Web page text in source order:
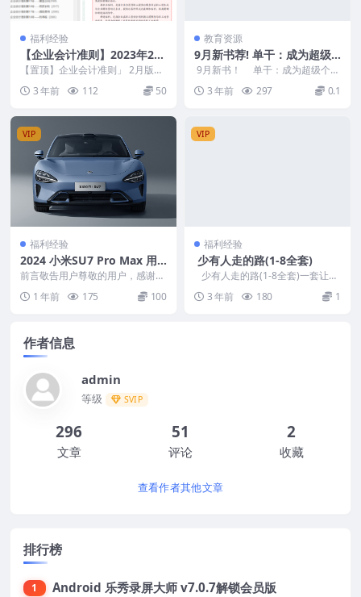
福利经验
【企业会计准则】2023年2月
版和往年的精美版【供参考】
【置顶】企业会计准则」 2月版本
页数上千多，打开后要慢慢加载就
会全部出来了，do...
3 年前 112 50
教育资源
9月新书荐! 单干：成为超级
个体的49个关键动作
9月新书！ 单干：成为超级个体
的49个关键动作 普通人实现财富
自由的隐...
3 年前 297 0.1
VIP
福利经验
2024 小米SU7 Pro Max 用
户手册
前言敬告用户尊敬的用户，感谢您
选择小米汽车 SU7 车型（以下简
称“SU7”）。...
1 年前 175 100
VIP
福利经验
少有人走的路(1-8全套)
少有人走的路(1-8全套)一套让人
自省的书，一次真正的心灵洗礼！
内容介绍：...
3 年前 180 1
作者信息
admin
等级 SVIP
296
文章
51
评论
2
收藏
查看作者其他文章
排行榜
1 Android 乐秀录屏大师 v7.0.7解锁会员版